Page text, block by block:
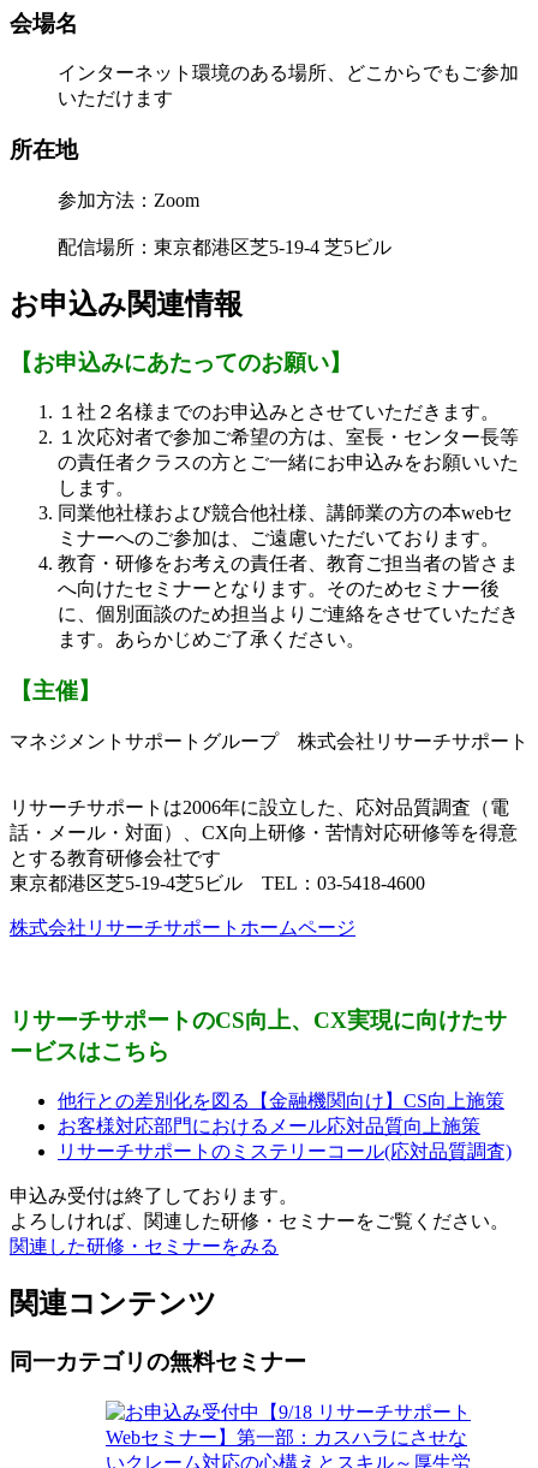
会場名
インターネット環境のある場所、どこからでもご参加
いただけます
所在地
参加方法：Zoom
配信場所：東京都港区芝5-19-4 芝5ビル
お申込み関連情報
【お申込みにあたってのお願い】
１社２名様までのお申込みとさせていただきます。
１次応対者で参加ご希望の方は、室長・センター長等
の責任者クラスの方とご一緒にお申込みをお願いいた
します。
同業他社様および競合他社様、講師業の方の本webセ
ミナーへのご参加は、ご遠慮いただいております。
教育・研修をお考えの責任者、教育ご担当者の皆さま
へ向けたセミナーとなります。そのためセミナー後
に、個別面談のため担当よりご連絡をさせていただき
ます。あらかじめご了承ください。
【主催】
マネジメントサポートグループ 株式会社リサーチサポート
リサーチサポートは2006年に設立した、応対品質調査（電
話・メール・対面）、CX向上研修・苦情対応研修等を得意
とする教育研修会社です
東京都港区芝5-19-4芝5ビル TEL：03-5418-4600
株式会社リサーチサポートホームページ
リサーチサポートのCS向上、CX実現に向けたサ
ービスはこちら
他行との差別化を図る【金融機関向け】CS向上施策
お客様対応部門におけるメール応対品質向上施策
リサーチサポートのミステリーコール(応対品質調査)
申込み受付は終了しております。
よろしければ、関連した研修・セミナーをご覧ください。
関連した研修・セミナーをみる
関連コンテンツ
同一カテゴリの無料セミナー